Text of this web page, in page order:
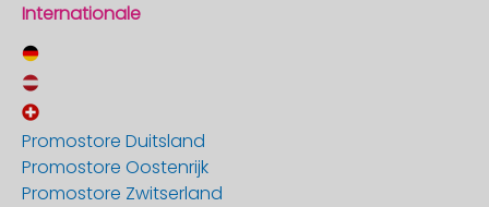
Internationale
Promostore Duitsland
Promostore Oostenrijk
Promostore Zwitserland